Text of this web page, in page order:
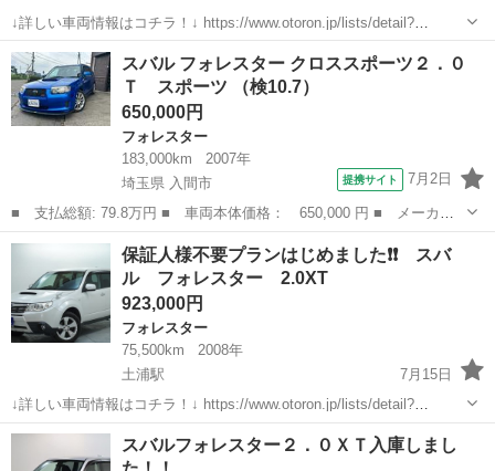
↓詳しい車両情報はコチラ！↓ https://www.otoron.jp/lists/detail?
carno=046881 ↓仮審査はコチラ！！！↓ https://www.otoron.jp/entry ...
茨城 土浦市 フォレスター オトロン
スバル フォレスター クロススポーツ２．０
Ｔ スポーツ （検10.7）
650,000円
フォレスター
183,000km
2007年
埼玉県 入間市
提携サイト 7月2日
■ 支払総額: 79.8万円 ■ 車両本体価格： 650,000 円 ■ メーカー
名： スバル ■ 車種名： フォレスター ■ グレード名： クロス
スポーツ２．０Ｔ スポーツ ■ 排気量： 2000cc ■ ドア枚数：
埼玉 入間市 フォレスター
保証人様不要プランはじめました❗️❗️ スバ
ル フォレスター 2.0XT
923,000円
フォレスター
75,500km
2008年
土浦駅
7月15日
↓詳しい車両情報はコチラ！↓ https://www.otoron.jp/lists/detail?
carno=044812 ↓仮審査はコチラ！！！↓ https://www.otoron.jp/entry 合
茨城 土浦市 土浦駅 フォレスター 車両
スバルフォレスター２．０ＸＴ入庫しまし